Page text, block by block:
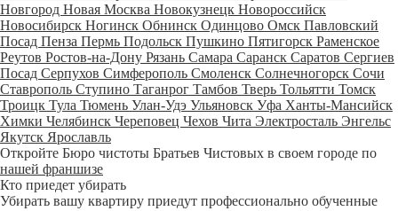
Новгород Новая Москва Новокузнецк Новороссийск
Новосибирск Ногинск Обнинск Одинцово Омск Павловский
Посад Пенза Пермь Подольск Пушкино Пятигорск Раменское
Реутов Ростов-на-Дону Рязань Самара Саранск Саратов Сергиев
Посад Серпухов Симферополь Смоленск Солнечногорск Сочи
Ставрополь Ступино Таганрог Тамбов Тверь Тольятти Томск
Троицк Тула Тюмень Улан-Удэ Ульяновск Уфа Ханты-Мансийск
Химки Челябинск Череповец Чехов Чита Электросталь Энгельс
Якутск Ярославль
Откройте Бюро чистоты Братьев Чистовых в своем городе по
нашей франшизе
Кто приедет убирать
Убирать вашу квартиру приедут профессионально обученные